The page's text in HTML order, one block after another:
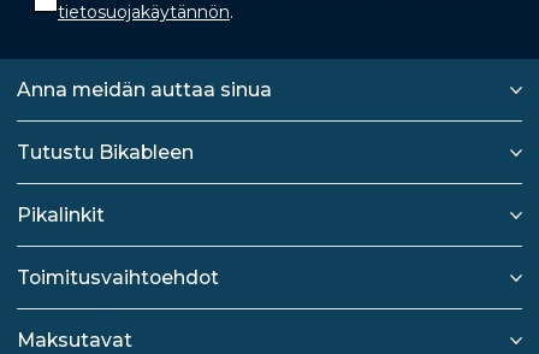
tietosuojakäytännön.
Anna meidän auttaa sinua
Tutustu Bikableen
Pikalinkit
Toimitusvaihtoehdot
Maksutavat